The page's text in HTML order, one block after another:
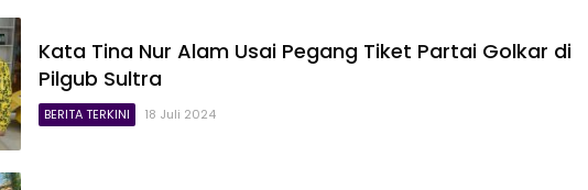
Kata Tina Nur Alam Usai Pegang Tiket Partai Golkar di
Pilgub Sultra
BERITA TERKINI 18 Juli 2024